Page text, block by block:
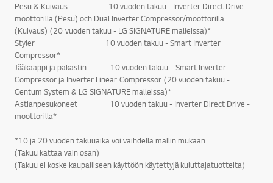
Pesu & Kuivaus 10 vuoden takuu - Inverter Direct Drive
moottorilla (Pesu) och Dual Inverter Compressor/moottorilla
(Kuivaus) (20 vuoden takuu - LG SIGNATURE malleissa)*
Styler 10 vuoden takuu - Smart Inverter
Compressor*
Jääkaappi ja pakastin 10 vuoden takuu - Smart Inverter
Compressor ja Inverter Linear Compressor (20 vuoden takuu -
Centum System & LG SIGNATURE malleissa)*
Astianpesukoneet 10 vuoden takuu - Inverter Direct Drive -
moottorilla*
*10 ja 20 vuoden takuuaika voi vaihdella mallin mukaan
(Takuu kattaa vain osan)
(Takuu ei koske kaupalliseen käyttöön käytettyjä kuluttajatuotteita)